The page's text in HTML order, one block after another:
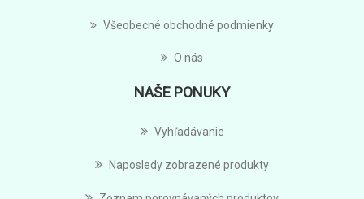
Všeobecné obchodné podmienky
O nás
NAŠE PONUKY
Vyhľadávanie
Naposledy zobrazené produkty